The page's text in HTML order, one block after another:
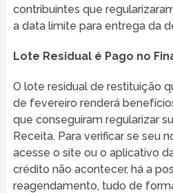
contribuintes que
a data limite para entrega da
Lote Residual é Pago no
O lote residual de restituição
de fevereiro renderá
que conseguiram regularizar
Receita. Para verificar se seu
acesse o site ou o aplicativo
crédito não acontecer, há a
reagendamento, tudo de